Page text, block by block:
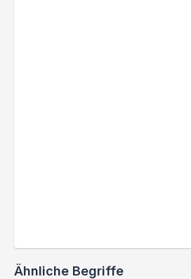
Ähnliche Begriffe